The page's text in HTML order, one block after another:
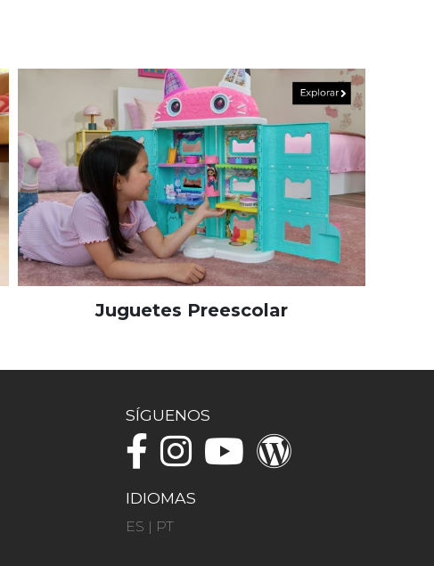
Juguetes Preescolar
SÍGUENOS
IDIOMAS
ES | PT